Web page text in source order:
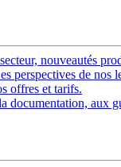
nouveautés
perspectives de nos
offres et tarifs.
documentation, aux